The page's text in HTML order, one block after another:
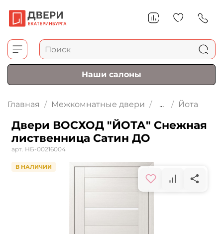
Наши салоны
Главная Межкомнатные двери ... Йота
Двери ВОСХОД "ЙОТА" Снежная
лиственница Сатин ДО
арт. НБ-00216004
В НАЛИЧИИ